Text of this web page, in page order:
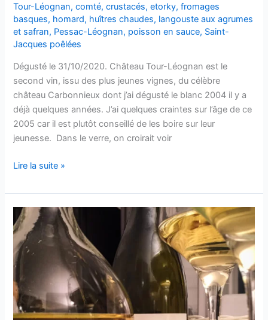
Tour-Léognan,comté,crustacés,etorky,fromages
basques, homard, huîtres chaudes, langouste aux agrumes
et safran, Pessac-Léognan, poisson en sauce, Saint-
Jacques poêlées
Dégusté le 31/10/2020. Château Tour-Léognan est le
second vin, issu des plus jeunes vignes, du célèbre
château Carbonnieux dont j’ai dégusté le blanc 2004 il y a
déjà quelques années. J’ai quelques craintes sur l’âge de ce
2005 car il est plutôt conseillé de les boire sur leur
jeunesse. Dans le verre, on croirait voir
Pessac-
blanc
–
Château
Tour-
Léognan
–
2005
Lire la suite »